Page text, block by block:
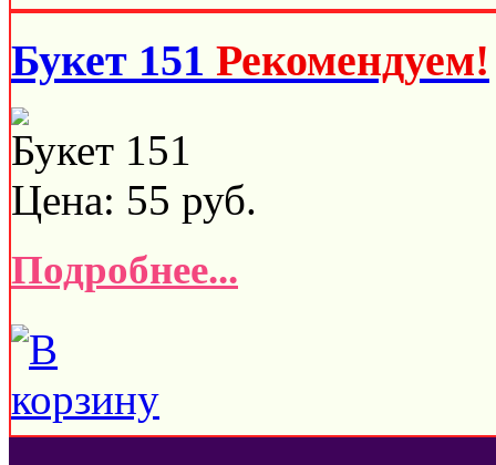
Букет 151 Рекомендуем!
Букет 151
Цена: 55 руб.
Подробнее...